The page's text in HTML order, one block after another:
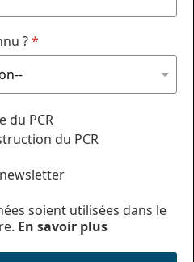
?*
du PCR
du PCR
soient utilisées dans le
En savoir plus